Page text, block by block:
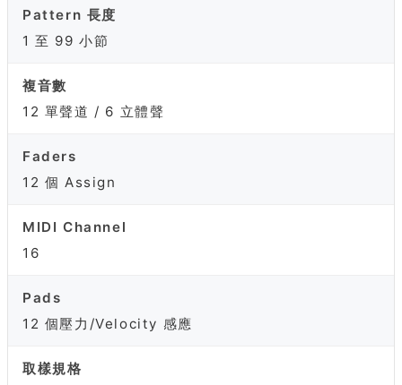
Pattern 長度
1 至 99 小節
複音數
12 單聲道 / 6 立體聲
Faders
12 個 Assign
MIDI Channel
16
Pads
12 個壓力/Velocity 感應
取樣規格